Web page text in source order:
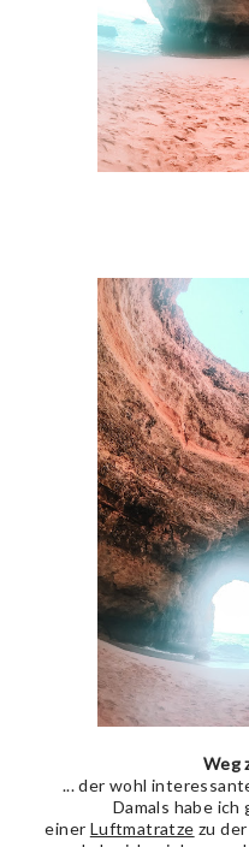
Weg
... der wohl
Damals habe ich
einer Luftmatratze zu